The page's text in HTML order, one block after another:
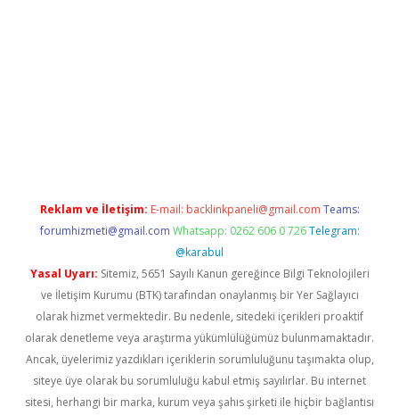
Reklam ve İletişim: E-mail: backlinkpaneli@gmail.com Teams:
forumhizmeti@gmail.com Whatsapp: 0262 606 0 726 Telegram:
@karabul
Yasal Uyarı: Sitemiz, 5651 Sayılı Kanun gereğince Bilgi Teknolojileri
ve İletişim Kurumu (BTK) tarafından onaylanmış bir Yer Sağlayıcı
olarak hizmet vermektedir. Bu nedenle, sitedeki içerikleri proaktif
olarak denetleme veya araştırma yükümlülüğümüz bulunmamaktadır.
Ancak, üyelerimiz yazdıkları içeriklerin sorumluluğunu taşımakta olup,
siteye üye olarak bu sorumluluğu kabul etmiş sayılırlar. Bu internet
sitesi, herhangi bir marka, kurum veya şahıs şirketi ile hiçbir bağlantısı